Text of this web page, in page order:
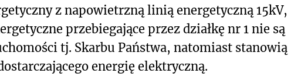
z napowietrzną linią energetyczną 15kV,
przebiegające przez działkę nr 1 nie są
tj. Skarbu Państwa, natomiast stanowią
energię elektryczną.